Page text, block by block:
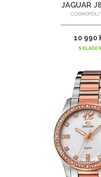
JAGUAR
10 990
SKLADEM